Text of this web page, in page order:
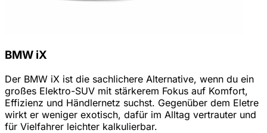
BMW iX
Der BMW iX ist die sachlichere Alternative, wenn du ein
großes Elektro-SUV mit stärkerem Fokus auf Komfort,
Effizienz und Händlernetz suchst. Gegenüber dem Eletre
wirkt er weniger exotisch, dafür im Alltag vertrauter und
für Vielfahrer leichter kalkulierbar.